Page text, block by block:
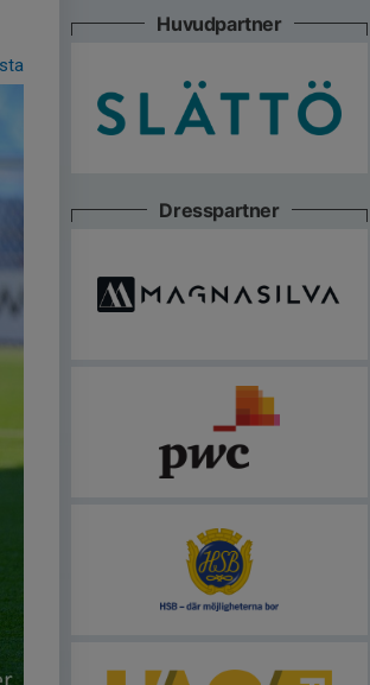
Huvudpartner
Dresspartner